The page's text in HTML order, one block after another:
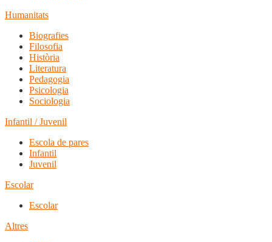
Humanitats
Biografies
Filosofia
Història
Literatura
Pedagogia
Psicologia
Sociologia
Infantil / Juvenil
Escola de pares
Infantil
Juvenil
Escolar
Escolar
Altres